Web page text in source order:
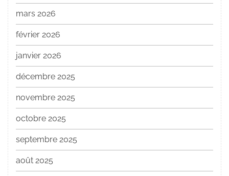
mars 2026
février 2026
janvier 2026
décembre 2025
novembre 2025
octobre 2025
septembre 2025
août 2025